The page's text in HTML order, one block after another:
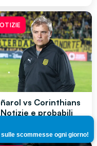
vs Corinthians
e probabili
scommesse ogni giorno!